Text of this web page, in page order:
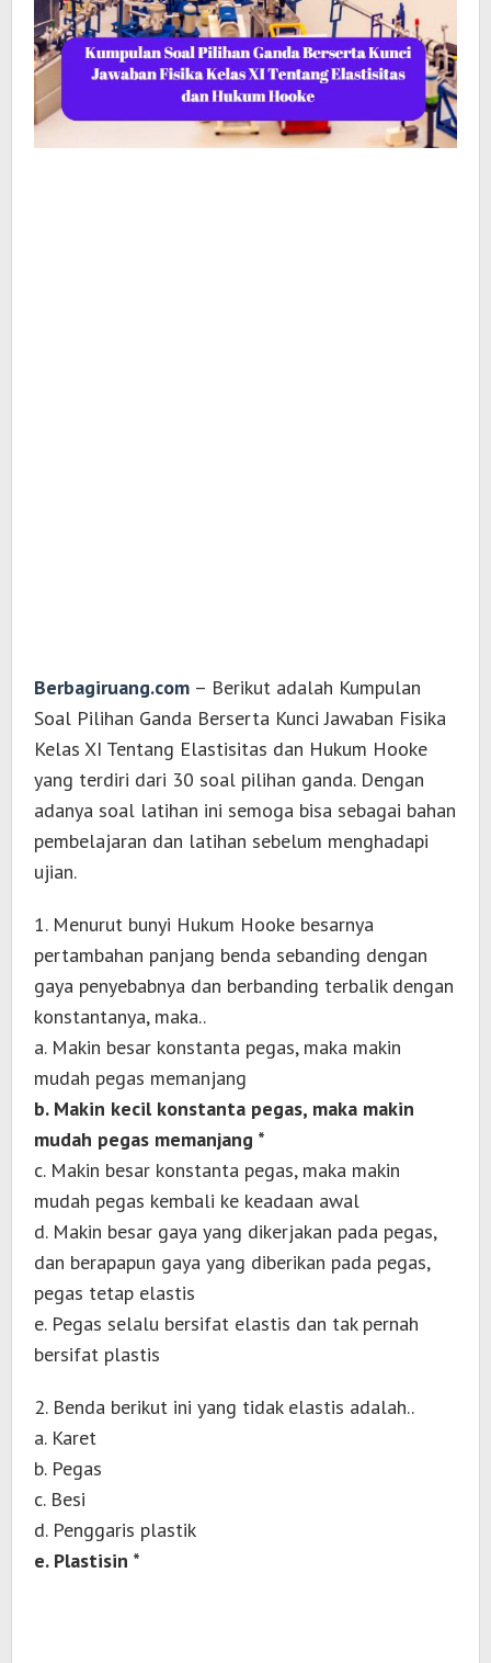
Berbagiruang.com – Berikut adalah Kumpulan
Soal Pilihan Ganda Berserta Kunci Jawaban Fisika
Kelas XI Tentang Elastisitas dan Hukum Hooke
yang terdiri dari 30 soal pilihan ganda. Dengan
adanya soal latihan ini semoga bisa sebagai bahan
pembelajaran dan latihan sebelum menghadapi
ujian.
1. Menurut bunyi Hukum Hooke besarnya
pertambahan panjang benda sebanding dengan
gaya penyebabnya dan berbanding terbalik dengan
konstantanya, maka..
a. Makin besar konstanta pegas, maka makin
mudah pegas memanjang
b. Makin kecil konstanta pegas, maka makin
mudah pegas memanjang *
c. Makin besar konstanta pegas, maka makin
mudah pegas kembali ke keadaan awal
d. Makin besar gaya yang dikerjakan pada pegas,
dan berapapun gaya yang diberikan pada pegas,
pegas tetap elastis
e. Pegas selalu bersifat elastis dan tak pernah
bersifat plastis
2. Benda berikut ini yang tidak elastis adalah..
a. Karet
b. Pegas
c. Besi
d. Penggaris plastik
e. Plastisin *